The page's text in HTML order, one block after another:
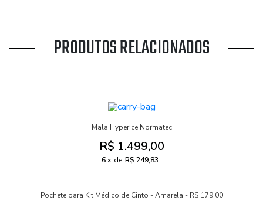
PRODUTOS RELACIONADOS
Mala Hyperice Normatec
R$ 1.499,00
6 de R$ 249,83
Pochete para Kit Médico de Cinto - Amarela - R$ 179,00